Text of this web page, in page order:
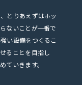
とりあえずはホッ
ないことが一番で
い設備をつくるこ
ることを目指し
ていきます。